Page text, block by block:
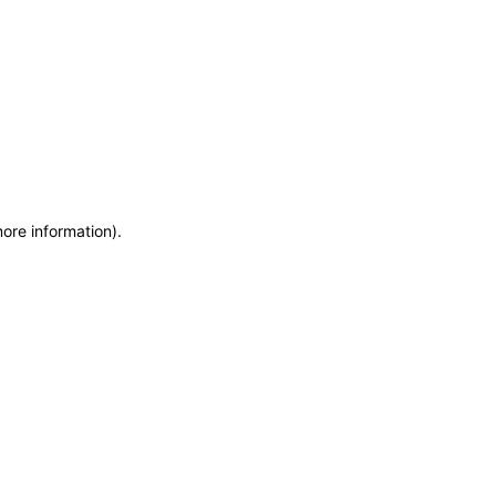
information).